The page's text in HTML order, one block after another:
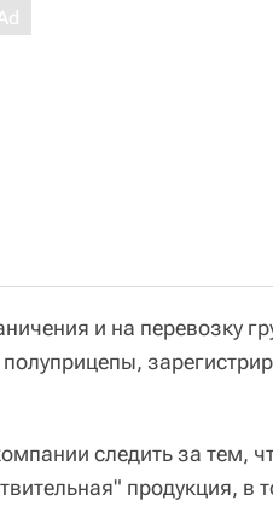
и на перевозку
следить за тем,
продукция, в